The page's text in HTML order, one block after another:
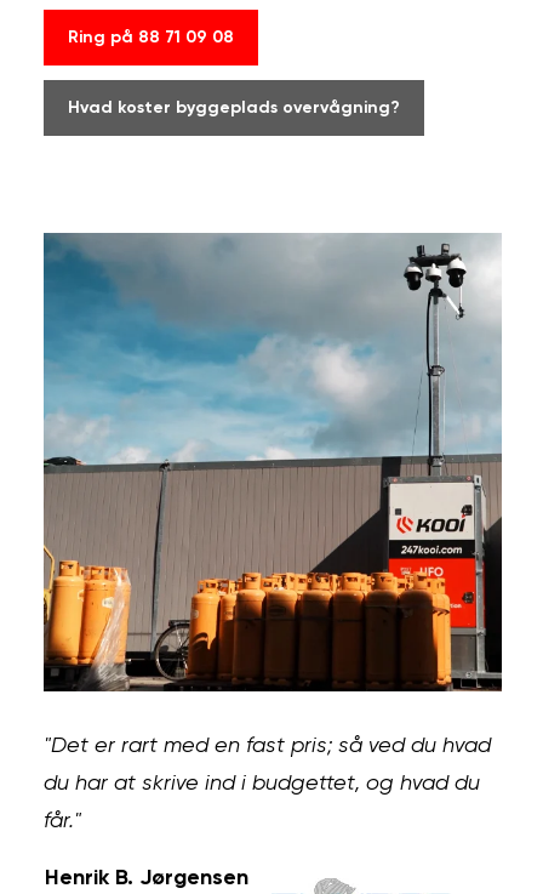
Ring på 88 71 09 08
Hvad koster byggeplads overvågning?
"Det er rart med en fast pris; så ved du hvad
du har at skrive ind i budgettet, og hvad du
får."
Henrik B. Jørgensen